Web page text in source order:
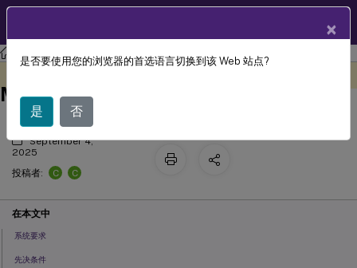
Citrix Endpoint Management
Citrix Endpoint Management 与
Microsoft Endpoint Manager 集成
September 4,
2025
投稿者:
C C
在本文中
系统要求
先决条件
×
是否要使用您的浏览器的首选语言切换到该 Web 站点?
是 否